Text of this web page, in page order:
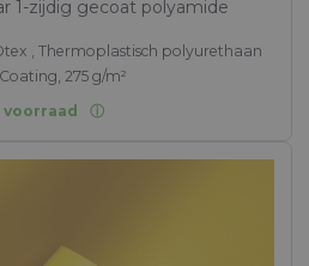
1-zijdig gecoat polyamide
, Thermoplastisch polyurethaan
275 g/m²
voorraad